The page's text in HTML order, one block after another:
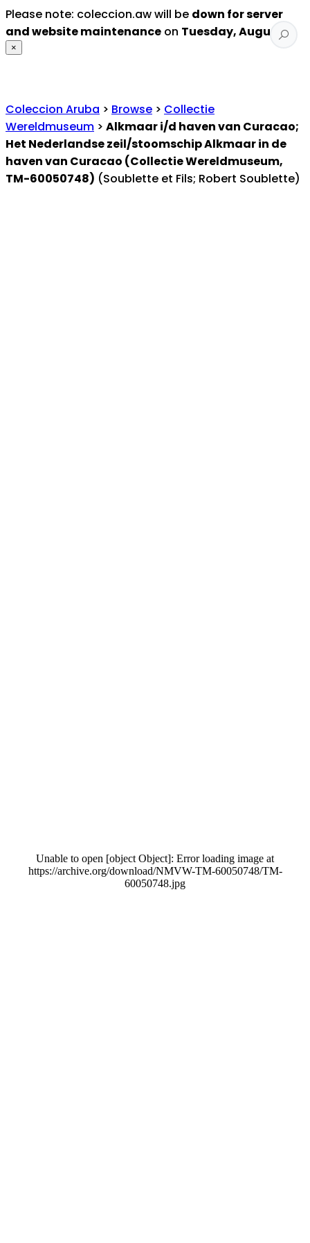
Please note: coleccion.aw will be down for server
and website maintenance on Tuesday, August 4
×
Coleccion Aruba > Browse > Collectie
Wereldmuseum > Alkmaar i/d haven van Curacao;
Het Nederlandse zeil/stoomschip Alkmaar in de
haven van Curacao (Collectie Wereldmuseum,
TM-60050748) (Soublette et Fils; Robert Soublette)